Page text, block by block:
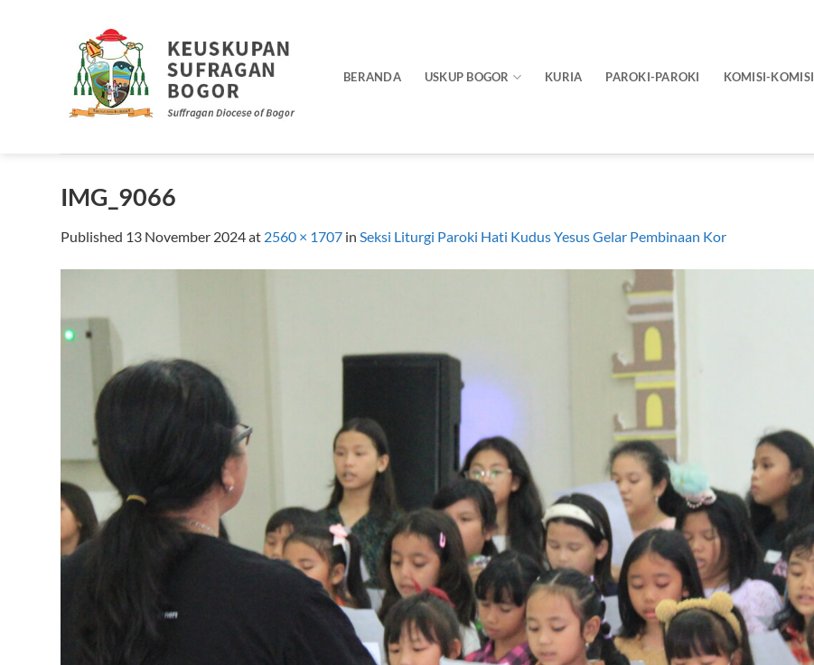
BERANDA USKUP BOGOR KURIA PAROKI-PAROKI KOMISI-KOMISI
IMG_9066
Published 13 November 2024at 2560 × 1707 in Seksi Liturgi Paroki Hati Kudus Yesus Gelar Pembinaan Kor